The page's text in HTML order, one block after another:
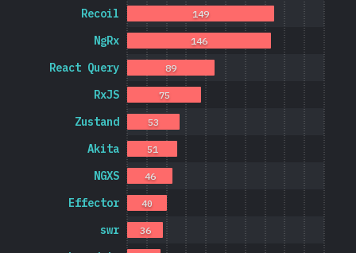
swr
Effector
NGXS
Akita
Zustand
RxJS
React Query
NgRx
Recoil
36
40
46
51
53
75
89
146
149